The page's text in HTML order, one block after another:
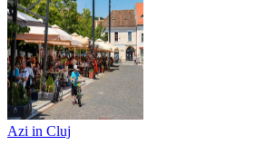
Azi in Cluj